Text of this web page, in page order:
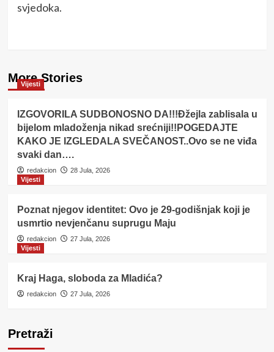
svjedoka.
More Stories
Vijesti
IZGOVORILA SUDBONOSNO DA!!!Đžejla zablisala u
bijelom mladoženja nikad srećniji!!POGEDAJTE
KAKO JE IZGLEDALA SVEČANOST..Ovo se ne viđa
svaki dan….
redakcion
28 Jula, 2026
Vijesti
Poznat njegov identitet: Ovo je 29-godišnjak koji je
usmrtio nevjenčanu suprugu Maju
redakcion
27 Jula, 2026
Vijesti
Kraj Haga, sloboda za Mladića?
redakcion 27 Jula, 2026
Pretraži